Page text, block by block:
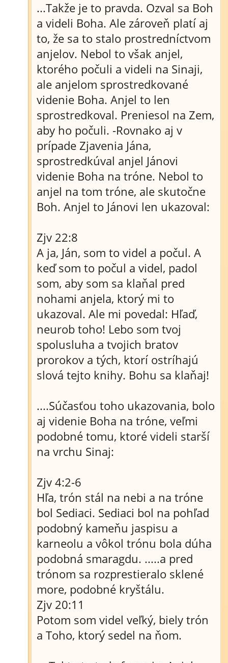
...Takže je to pravda. Ozval sa Boh
a videli Boha. Ale zároveň platí aj
to, že sa to stalo prostredníctvom
anjelov. Nebol to však anjel,
ktorého počuli a videli na Sinaji,
ale anjelom sprostredkované
videnie Boha. Anjel to len
sprostredkoval. Preniesol na Zem,
aby ho počuli. -Rovnako aj v
prípade Zjavenia Jána,
sprostredkúval anjel Jánovi
videnie Boha na tróne. Nebol to
anjel na tom tróne, ale skutočne
Boh. Anjel to Jánovi len ukazoval:
Zjv 22:8
A ja, Ján, som to videl a počul. A
keď som to počul a videl, padol
som, aby som sa klaňal pred
nohami anjela, ktorý mi to
ukazoval. Ale mi povedal: Hľaď,
neurob toho! Lebo som tvoj
spolusluha a tvojich bratov
prorokov a tých, ktorí ostríhajú
slová tejto knihy. Bohu sa klaňaj!
....Súčasťou toho ukazovania, bolo
aj videnie Boha na tróne, veľmi
podobné tomu, ktoré videli starší
na vrchu Sinaj:
Zjv 4:2-6
Hľa, trón stál na nebi a na tróne
bol Sediaci. Sediaci bol na pohľad
podobný kameňu jaspisu a
karneolu a vôkol trónu bola dúha
podobná smaragdu. .....a pred
trónom sa rozprestieralo sklené
more, podobné kryštálu.
Zjv 20:11
Potom som videl veľký, biely trón
a Toho, ktorý sedel na ňom.